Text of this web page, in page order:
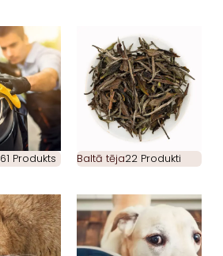
61 Produkts Baltā tēja22 Produkti